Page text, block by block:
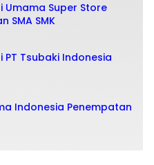
Umama Super Store
SMA SMK
Tsubaki Indonesia
Indonesia Penempatan